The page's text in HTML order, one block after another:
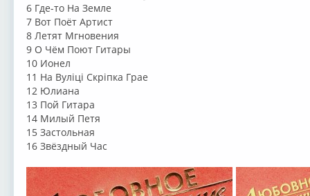
6 Где-то На Земле
7 Вот Поёт Артист
8 Летят Мгновения
9 О Чём Поют Гитары
10 Ионел
11 На Вулiцi Скрiпка Грае
12 Юлиана
13 Пой Гитара
14 Милый Петя
15 Застольная
16 Звёздный Час